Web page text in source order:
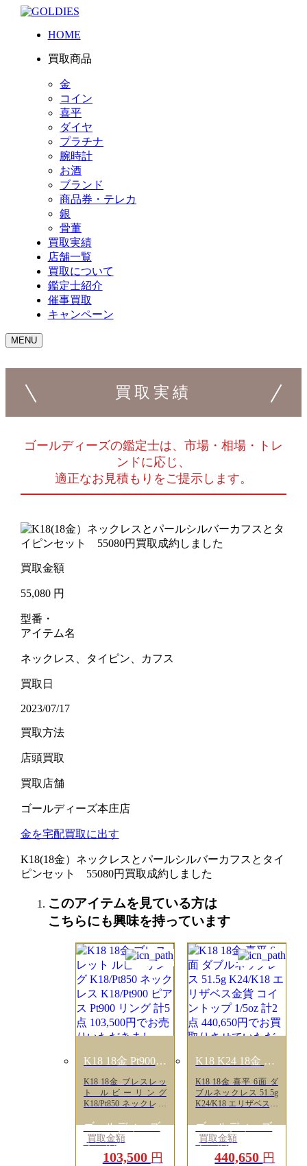
HOME
買取商品
金
コイン
喜平
ダイヤ
プラチナ
腕時計
お酒
ブランド
商品券・テレカ
銀
骨董
買取実績
店舗一覧
買取について
鑑定士紹介
催事買取
キャンペーン
MENU
買取実績
ゴールディーズの鑑定士は、市場・相場・トレ
ンドに応じ、
適正なお見積もりをご提示します。
買取金額
55,080 円
型番・
アイテム名
ネックレス、タイピン、カフス
買取日
2023/07/17
買取方法
店頭買取
買取店舗
ゴールディーズ本庄店
金を宅配買取に出す
K18(18金）ネックレスとパールシルバーカフスとタイ
ピンセット 55080円買取成約しました
このアイテムを見ている方は
こちらにも興味を持っています
K18 18金 Pt900
プラチナ
K18/Pt850
K18/Pt900
K18 18金 ブレスレッ
ト ルビーリング
K18/Pt850 ネックレス
Pt900 リング 計5点
103,500円でお売りい
ただきました！
ゴールディーズ
本庄店
買取金額
103,500 円
K18 K24 18金 24
K18 18金 喜平 6面 ダ
ブルネックレス 51.5g
K24/K18 エリザベス金
計2点 440,650円でお買
取りさせていただきま
した！
ゴールディーズ
本庄店
買取金額
440,650 円